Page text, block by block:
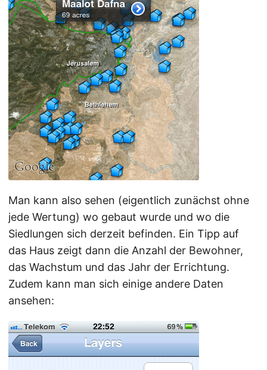
Man kann also sehen (eigentlich zunächst ohne
jede Wertung) wo gebaut wurde und wo die
Siedlungen sich derzeit befinden. Ein Tipp auf
das Haus zeigt dann die Anzahl der Bewohner,
das Wachstum und das Jahr der Errichtung.
Zudem kann man sich einige andere Daten
ansehen: